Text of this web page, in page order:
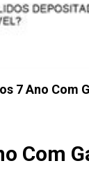
7 Ano Com
Com